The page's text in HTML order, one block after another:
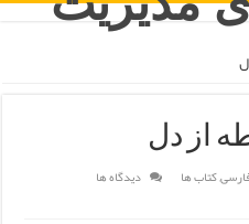
از دل
,کتاب ها
دیدگاه ها